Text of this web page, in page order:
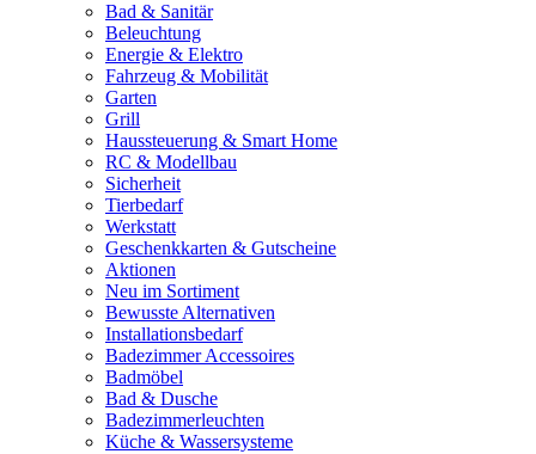
Bad & Sanitär
Beleuchtung
Energie & Elektro
Fahrzeug & Mobilität
Garten
Grill
Haussteuerung & Smart Home
RC & Modellbau
Sicherheit
Tierbedarf
Werkstatt
Geschenkkarten & Gutscheine
Aktionen
Neu im Sortiment
Bewusste Alternativen
Installationsbedarf
Badezimmer Accessoires
Badmöbel
Bad & Dusche
Badezimmerleuchten
Küche & Wassersysteme